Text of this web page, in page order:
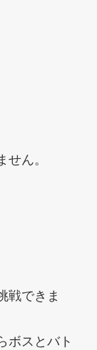
ん。
戦できま
ボスとバト